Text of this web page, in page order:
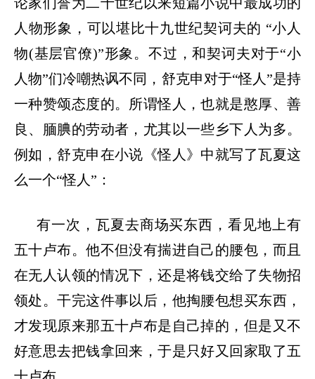
人物形象，可以堪比十九世纪契诃夫的 “小人
物(基层官僚)”形象。不过，和契诃夫对于“小
人物”们冷嘲热讽不同，舒克申对于“怪人”是持
一种赞颂态度的。所谓怪人，也就是憨厚、善
良、腼腆的劳动者，尤其以一些乡下人为多。
例如，舒克申在小说《怪人》中就写了瓦夏这
么一个“怪人”：
有一次，瓦夏去商场买东西，看见地上有
五十卢布。他不但没有揣进自己的腰包，而且
在无人认领的情况下，还是将钱交给了失物招
领处。干完这件事以后，他掏腰包想买东西，
才发现原来那五十卢布是自己掉的，但是又不
好意思去把钱拿回来，于是只好又回家取了五